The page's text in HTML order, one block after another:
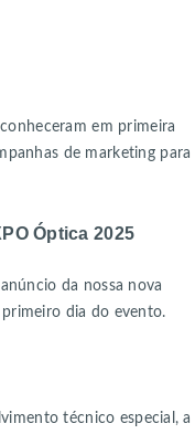
em primeira
de marketing para
Óptica 2025
da nossa nova
dia do evento.
técnico especial, a